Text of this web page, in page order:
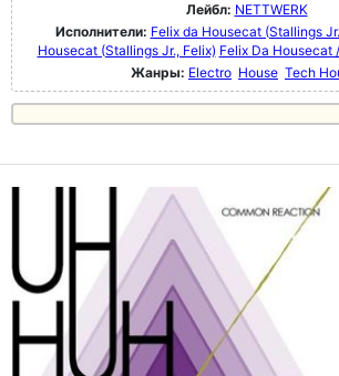
Лейбл: NETTWERK
Исполнители: Felix da Housecat (Stallings
Housecat (Stallings Jr., Felix) Felix Da Housecat
Жанры: Electro House Tech